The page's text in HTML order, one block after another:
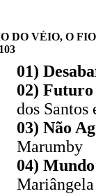
DO VÉIO, O
01)
02)
dos Santos
03) Não
Marumby
04)
Mariângela